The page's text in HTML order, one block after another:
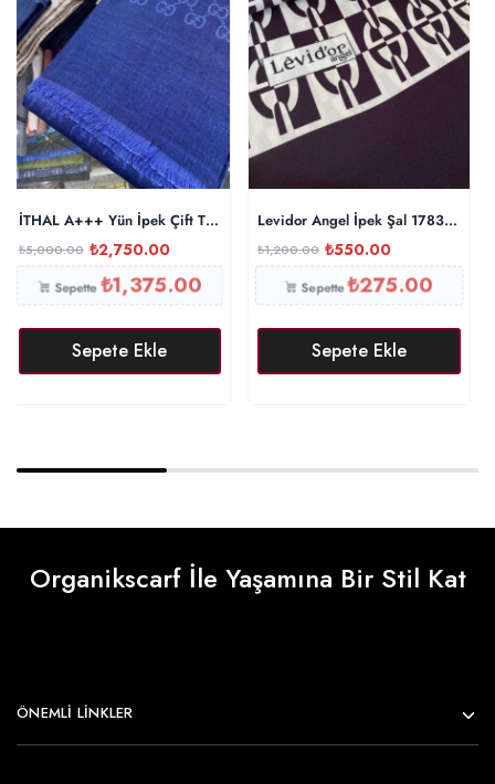
İTHAL A+++ Yün İpek Çift Taraflı Marka Şal – Saks
₺5,000.00 ₺2,750.00
Sepette₺1,375.00
Sepete Ekle
Levidor Angel İpek Şal 17834 –
₺1,200.00 ₺550.00
Sepette₺275.00
Sepete Ekle
Organikscarf İle Yaşamına Bir Stil Kat
ÖNEMLI LINKLER